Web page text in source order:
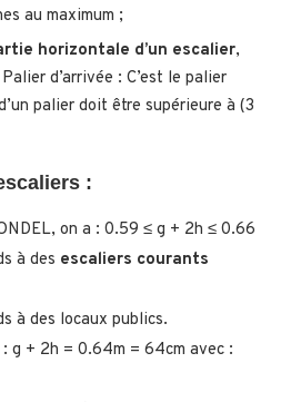
au maximum ;
horizontale d’un escalier,
d’arrivée : C’est le palier
palier doit être supérieure à (3
:
on a : 0.59 ≤ g + 2h ≤ 0.66
à des escaliers courants
à des locaux publics.
g + 2h = 0.64m = 64cm avec :